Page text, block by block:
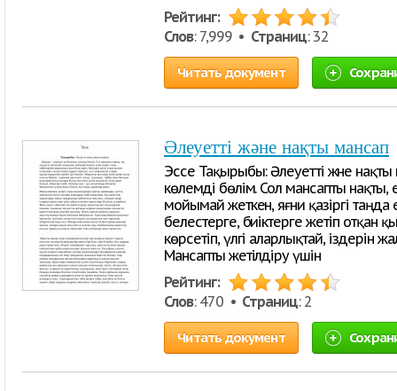
Рейтинг:
Слов: 7,999 • Страниц: 32
Читать документ
Әлеуетті және нақты мансап
Эссе Тақырыбы: Әлеуетті және
көлемді бөлім. Сол мансапты
мойымай жеткен, яғни қазіргі таңда
белестерге, биіктерге жетіп отқан
көрсетіп, үлгі аларлықтай, іздерін
Мансапты жетілдіру үшін
Рейтинг:
Слов: 470 • Страниц: 2
Читать документ